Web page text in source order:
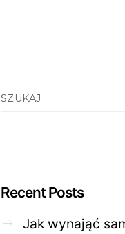
SZUKAJ
Recent Posts
Jak wynająć